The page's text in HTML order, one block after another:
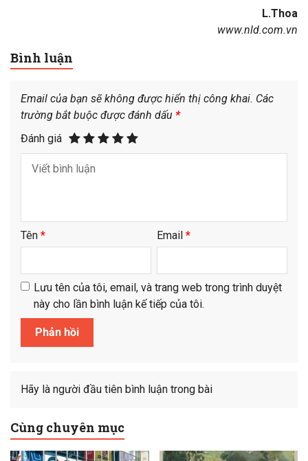
L.Thoa
www.nld.com.vn
Bình luận
Email của bạn sẽ không được hiển thị công khai. Các
trường bắt buộc được đánh dấu *
Đánh giá
Tên * Email *
Lưu tên của tôi, email, và trang web trong trình duyệt
này cho lần bình luận kế tiếp của tôi.
Hãy là người đầu tiên bình luận trong bài
Cùng chuyên mục